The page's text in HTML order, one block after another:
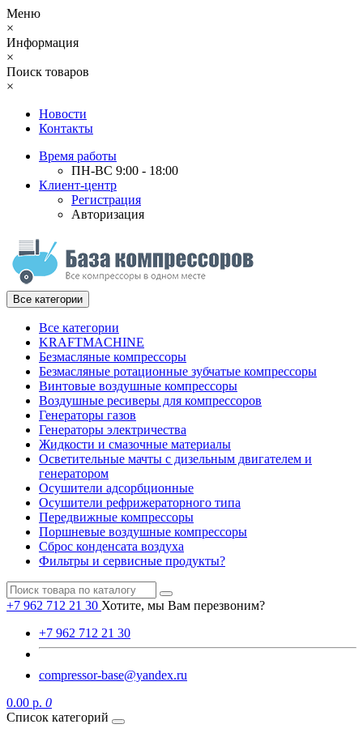
Меню
×
Информация
×
Поиск товаров
×
Новости
Контакты
Время работы
ПН-ВС 9:00 - 18:00
Клиент-центр
Регистрация
Авторизация
Все категории
Все категории
KRAFTMACHINE
Безмасляные компрессоры
Безмасляные ротационные зубчатые компрессоры
Винтовые воздушные компрессоры
Воздушные ресиверы для компрессоров
Генераторы газов
Генераторы электричества
Жидкости и смазочные материалы
Осветительные мачты с дизельным двигателем и
генератором
Осушители адсорбционные
Осушители рефрижераторного типа
Передвижные компрессоры
Поршневые воздушные компрессоры
Сброс конденсата воздуха
Фильтры и сервисные продукты?
+7 962 712 21 30 Хотите, мы Вам перезвоним?
+7 962 712 21 30
compressor-base@yandex.ru
0.00 р. 0
Список категорий